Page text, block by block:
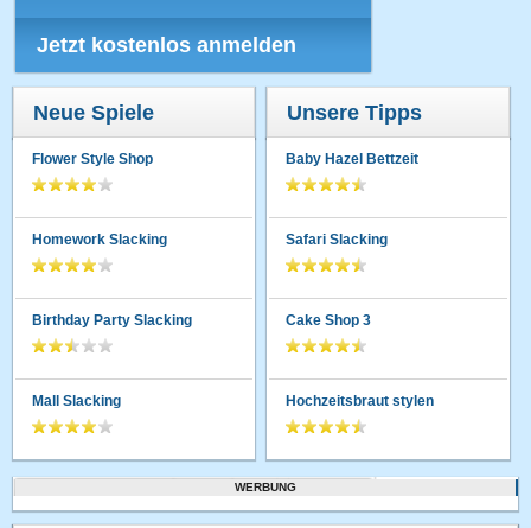
Jetzt kostenlos anmelden
Neue Spiele
Flower Style Shop
Homework Slacking
Birthday Party Slacking
Mall Slacking
Unsere Tipps
Baby Hazel Bettzeit
Safari Slacking
Cake Shop 3
Hochzeitsbraut stylen
WERBUNG